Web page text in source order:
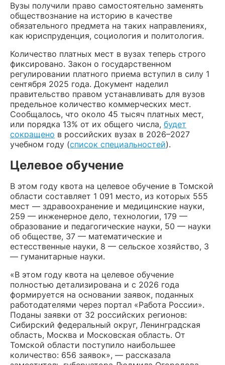
Вузы получили право самостоятельно заменять
обществознание на историю в качестве
обязательного предмета на таких направлениях,
как юриспруденция, социология и политология.
Количество платных мест в вузах теперь строго
фиксировано. Закон о государственном
регулировании платного приема вступил в силу 1
сентября 2025 года. Документ наделил
правительство правом устанавливать для вузов
предельное количество коммерческих мест.
Сообщалось, что около 45 тысяч платных мест,
или порядка 13% от их общего числа, будет
сокращено в российских вузах в 2026–2027
учебном году (список специальностей).
Целевое обучение
В этом году квота на целевое обучение в Томской
области составляет 1 091 место, из которых 555
мест — здравоохранение и медицинские науки,
259 — инженерное дело, технологии, 179 —
образование и педагогические науки, 50 — науки
об обществе, 37 — математические и
естесственные науки, 8 — сельское хозяйство, 3
— гуманитарные науки.
«В этом году квота на целевое обучение
полностью детализирована и с 2026 года
формируется на основании заявок, поданных
работодателями через портал «Работа России».
Поданы заявки от 32 российских регионов:
Сибирский федеральный округ, Ленинградская
область, Москва и Московская область. От
Томской области поступило наибольшее
количество: 656 заявок», — рассказала